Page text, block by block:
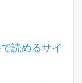
読めるサイ